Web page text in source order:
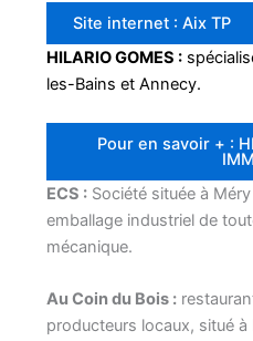
Site internet : Aix TP
HILARIO GOMES :
les-Bains et Annecy.
Pour en savoir + :
ECS :Société située à
emballage industriel de
mécanique.
Au Coin du Bois :
producteurs locaux, situé